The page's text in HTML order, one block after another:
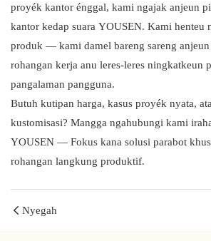
proyék kantor énggal, kami ngajak anjeun
kantor kedap suara YOUSEN. Kami henteu
produk — kami damel bareng sareng
rohangan kerja anu leres-leres ningkatkeun
pangalaman pangguna.
Butuh kutipan harga, kasus proyék nyata,
kustomisasi? Mangga ngahubungi kami
YOUSEN — Fokus kana solusi parabot
rohangan langkung produktif.
Nyegah